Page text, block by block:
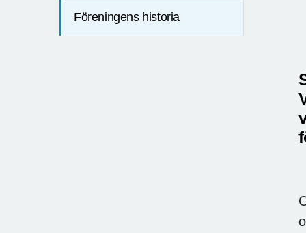
Föreningens historia